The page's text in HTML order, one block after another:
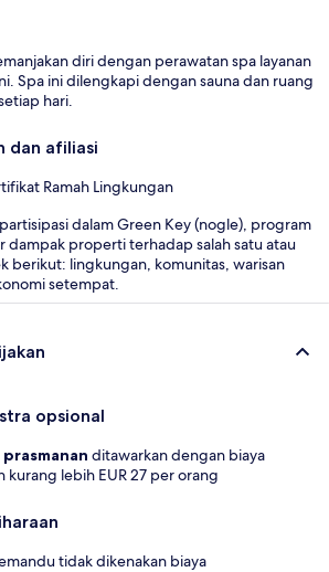
diri dengan perawatan spa layanan
Spa ini dilengkapi dengan sauna dan ruang
hari.
dan afiliasi
Ramah Lingkungan
dalam Green Key (nogle), program
dampak properti terhadap salah satu atau
berikut: lingkungan, komunitas, warisan
setempat.
opsional
ditawarkan dengan biaya
kurang lebih EUR 27 per orang
tidak dikenakan biaya